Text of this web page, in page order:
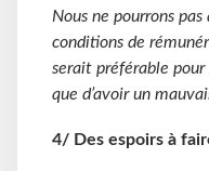
Nous ne pourrons
conditions de
serait préférable pour
que d’avoir un
4/ Des espoirs à